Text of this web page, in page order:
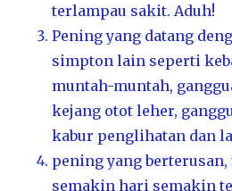
terlampau sakit. Aduh!
Pening yang datang
simpton lain seperti
muntah-muntah,
kejang otot leher,
kabur penglihatan dan
pening yang
semakin hari semakin